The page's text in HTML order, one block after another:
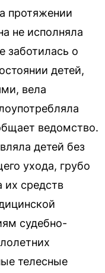
протяжении
не исполняла
заботилась о
детей,
вела
ведомство.
детей без
ухода, грубо
средств
судебно-
телесные